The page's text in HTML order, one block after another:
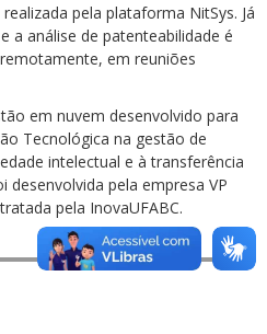
pela plataforma NitSys. Já
a análise de patenteabilidade é
em reuniões
em nuvem desenvolvido para
Tecnológica na gestão de
intelectual e à transferência
pela empresa VP
pela InovaUFABC.